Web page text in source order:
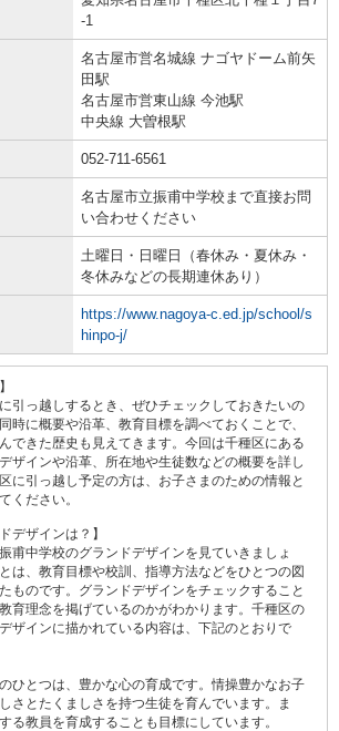
-1
名古屋市営名城線 ナゴヤドーム前矢
田駅
名古屋市営東山線 今池駅
中央線 大曽根駅
052-711-6561
名古屋市立振甫中学校まで直接お問
い合わせください
土曜日・日曜日（春休み・夏休み・
冬休みなどの長期連休あり）
https://www.nagoya-c.ed.jp/school/s
hinpo-j/
引っ越しするとき、ぜひチェックしておきたいの
時に概要や沿革、教育目標を調べておくことで、
できた歴史も見えてきます。今回は千種区にある
ザインや沿革、所在地や生徒数などの概要を詳し
に引っ越し予定の方は、お子さまのための情報と
ください。
デザインは？】
甫中学校のグランドデザインを見ていきましょ
は、教育目標や校訓、指導方法などをひとつの図
ものです。グランドデザインをチェックすること
育理念を掲げているのかがわかります。千種区の
ザインに描かれている内容は、下記のとおりで
ひとつは、豊かな心の育成です。情操豊かなお子
さとたくましさを持つ生徒を育んでいます。ま
る教員を育成することも目標にしています。